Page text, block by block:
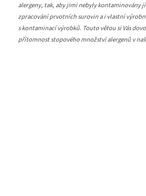
alergeny, tak, aby jimi nebyly kontaminovány
zpracování prvotních surovin a i vlastní
s kontaminací výrobků. Touto větou si Vás
přítomnost stopového množství alergenů v